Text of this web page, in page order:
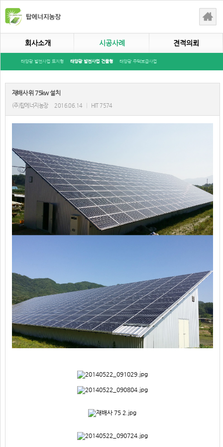
회사소개 시공사례 견적의뢰
태양광 발전사업 토지형 태양광 발전사업 건물형 태양광 주택보급사업
재배사 위 75kw 설치
(주)탑에너지농장 2016.06.14 HIT 7574